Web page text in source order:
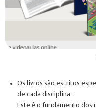
Os livros são escritos
de cada disciplina.
Este é o fundamento dos